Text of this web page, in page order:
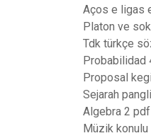
Aços e ligas
Platon ve
Tdk türkçe
Probabilidad
Proposal
Sejarah
Algebra 2
Müzik